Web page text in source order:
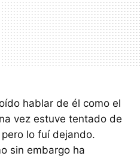
hablar de él como el
vez estuve tentado de
lo fuí dejando.
sin embargo ha